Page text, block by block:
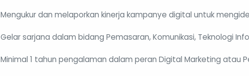
Mengukur dan melaporkan kinerja kampanye digital untuk
Gelar sarjana dalam bidang Pemasaran, Komunikasi, Teknologi
Minimal 1 tahun pengalaman dalam peran Digital Marketing atau